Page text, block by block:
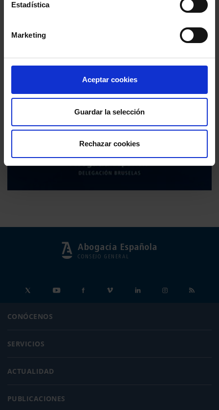
Estadística
Marketing
Aceptar cookies
Guardar la selección
Rechazar cookies
Abogacía Española
CONSEJO GENERAL
CONÓCENOS
SERVICIOS
ACTUALIDAD
PUBLICACIONES